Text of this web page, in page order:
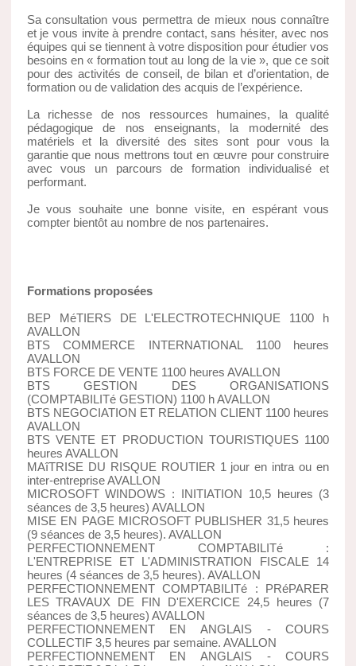
Sa consultation vous permettra de mieux nous connaître
et je vous invite à prendre contact, sans hésiter, avec nos
équipes qui se tiennent à votre disposition pour étudier vos
besoins en « formation tout au long de la vie », que ce soit
pour des activités de conseil, de bilan et d’orientation, de
formation ou de validation des acquis de l’expérience.
La richesse de nos ressources humaines, la qualité
pédagogique de nos enseignants, la modernité des
matériels et la diversité des sites sont pour vous la
garantie que nous mettrons tout en œuvre pour construire
avec vous un parcours de formation individualisé et
performant.
Je vous souhaite une bonne visite, en espérant vous
compter bientôt au nombre de nos partenaires.
Formations proposées
BEP MéTIERS DE L'ELECTROTECHNIQUE 1100 h
AVALLON
BTS COMMERCE INTERNATIONAL 1100 heures
AVALLON
BTS FORCE DE VENTE 1100 heures AVALLON
BTS GESTION DES ORGANISATIONS
(COMPTABILITé GESTION) 1100 h AVALLON
BTS NEGOCIATION ET RELATION CLIENT 1100 heures
AVALLON
BTS VENTE ET PRODUCTION TOURISTIQUES 1100
heures AVALLON
MAîTRISE DU RISQUE ROUTIER 1 jour en intra ou en
inter-entreprise AVALLON
MICROSOFT WINDOWS : INITIATION 10,5 heures (3
séances de 3,5 heures) AVALLON
MISE EN PAGE MICROSOFT PUBLISHER 31,5 heures
(9 séances de 3,5 heures). AVALLON
PERFECTIONNEMENT COMPTABILITé :
L'ENTREPRISE ET L'ADMINISTRATION FISCALE 14
heures (4 séances de 3,5 heures). AVALLON
PERFECTIONNEMENT COMPTABILITé : PRéPARER
LES TRAVAUX DE FIN D'EXERCICE 24,5 heures (7
séances de 3,5 heures) AVALLON
PERFECTIONNEMENT EN ANGLAIS - COURS
COLLECTIF 3,5 heures par semaine. AVALLON
PERFECTIONNEMENT EN ANGLAIS - COURS